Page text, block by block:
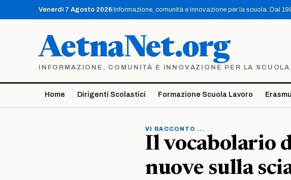
contenuto
Venerdì 7 Agosto 2026 Informazione, comunità e innovazione per la scuola. Dal
AetnaNet.org
INFORMAZIONE, COMUNITÀ E INNOVAZIONE PER LA
Home Dirigenti Scolastici Formazione Scuola Lavoro
VI RACCONTO ...
Il vocabolario
nuove sulla